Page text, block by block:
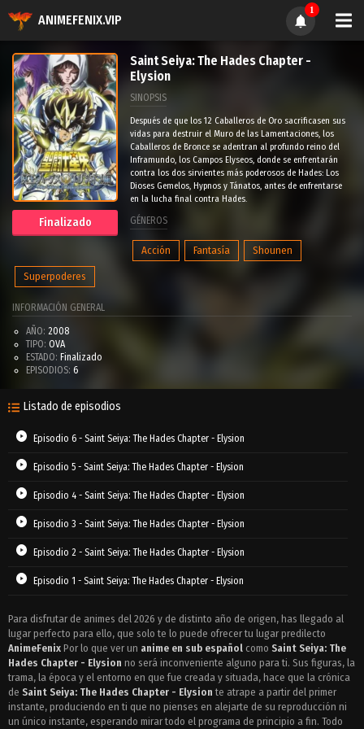
ANIMEFENIX.VIP
1
Finalizado
Saint Seiya: The Hades Chapter -
Elysion
SINOPSIS
Después de que los 12 Caballeros de Oro sacrificasen sus
vidas para destruir el Muro de las Lamentaciones, los
Caballeros de Bronce se adentran al profundo reino del
Inframundo, los Campos Elyseos, donde se enfrentarán
contra los dos sirvientes más poderosos de Hades: Los
Dioses Gemelos, Hypnos y Tánatos, antes de enfrentarse
en la lucha final contra Hades.
GÉNEROS
Acción Fantasía Shounen
Superpoderes
INFORMACIÓN GENERAL
AÑO: 2008
TIPO: OVA
ESTADO: Finalizado
EPISODIOS: 6
Listado de episodios
Episodio 6 - Saint Seiya: The Hades Chapter - Elysion
Episodio 5 - Saint Seiya: The Hades Chapter - Elysion
Episodio 4 - Saint Seiya: The Hades Chapter - Elysion
Episodio 3 - Saint Seiya: The Hades Chapter - Elysion
Episodio 2 - Saint Seiya: The Hades Chapter - Elysion
Episodio 1 - Saint Seiya: The Hades Chapter - Elysion
Para disfrutar de animes del 2026 y de distinto año de origen, has llegado al
lugar perfecto para ello, que solo te lo puede ofrecer tu lugar predilecto
AnimeFenix Por lo que ver un anime en sub español como Saint Seiya: The
Hades Chapter - Elysion no será inconveniente alguno para ti. Sus figuras, la
trama, la época y el entorno en que fue creada y situada, hace que la crónica
de Saint Seiya: The Hades Chapter - Elysion te atrape a partir del primer
instante, produciendo en ti que no pienses en alejarte de su reproducción ni
un único instante, esperando mirar todo el programa de principio a fin. Todo